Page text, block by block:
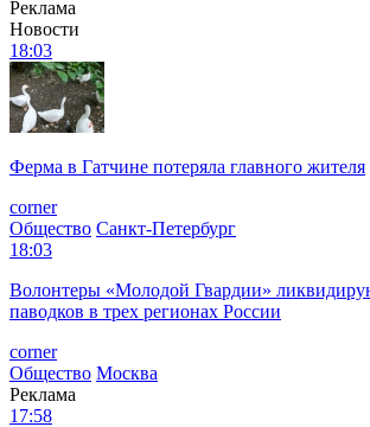
Реклама
Новости
18:03
Ферма в Гатчине потеряла главного жителя
corner
Общество Санкт-Петербург
18:03
Волонтеры «Молодой Гвардии»
паводков в трех регионах России
corner
Общество Москва
Реклама
17:58